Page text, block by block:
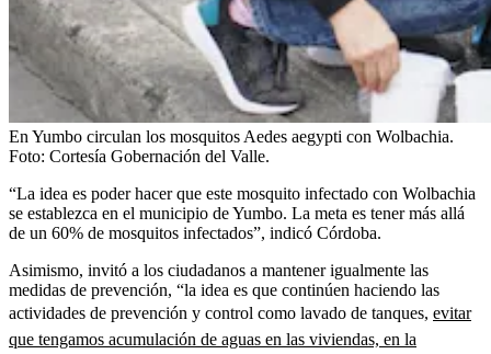
En Yumbo circulan los mosquitos Aedes aegypti con Wolbachia.
Foto: Cortesía Gobernación del Valle.
“La idea es poder hacer que este mosquito infectado con Wolbachia
se establezca en el municipio de Yumbo. La meta es tener más allá
de un 60% de mosquitos infectados”, indicó Córdoba.
Asimismo, invitó a los ciudadanos a mantener igualmente las
medidas de prevención, “la idea es que continúen haciendo las
actividades de prevención y control como lavado de tanques, evitar
que tengamos acumulación de aguas en las viviendas, en la